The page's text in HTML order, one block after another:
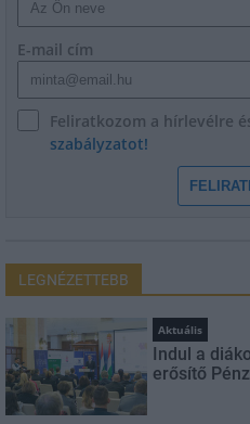
E-mail cím
Feliratkozom a hírlevélre
szabályzatot!
LEGNÉZETTEBB
Aktuális
Indul a
erősítő